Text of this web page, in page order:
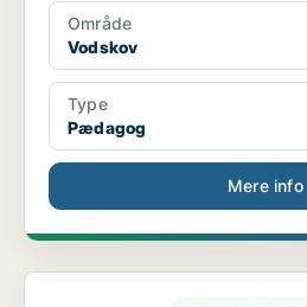
Område
Vodskov
Type
Pædagog
Mere info